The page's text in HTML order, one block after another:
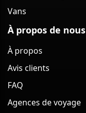
Vans
À propos de nous
À propos
Avis clients
FAQ
Agences de voyage